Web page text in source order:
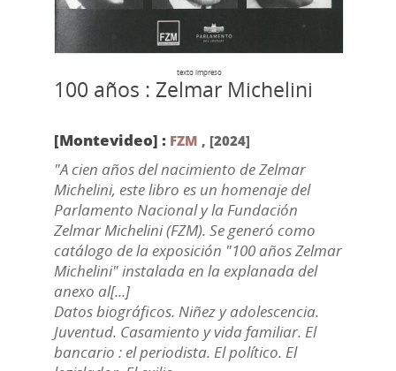
texto impreso
100 años : Zelmar Michelini
[Montevideo] : FZM , [2024]
"A cien años del nacimiento de Zelmar
Michelini, este libro es un homenaje del
Parlamento Nacional y la Fundación
Zelmar Michelini (FZM). Se generó como
catálogo de la exposición "100 años Zelmar
Michelini" instalada en la explanada del
anexo al[...]
Datos biográficos. Niñez y adolescencia.
Juventud. Casamiento y vida familiar. El
bancario : el periodista. El político. El